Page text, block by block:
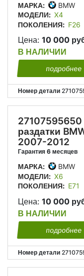
МАРКА:
BMW
МОДЕЛИ: X4
ПОКОЛЕНИЯ: F26
Цена: 10 000
В НАЛИЧИИ
подробнее
Номер детали 27107595650,
раздатки
2007-2012
Гарантия 6 месяцев
МАРКА:
BMW
МОДЕЛИ: X6
ПОКОЛЕНИЯ: E71
Цена: 10 000
В НАЛИЧИИ
подробнее
Номер детали 27107595650,